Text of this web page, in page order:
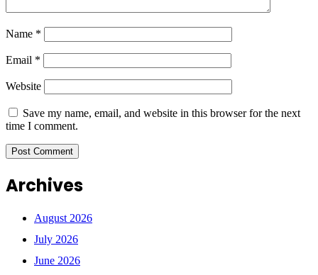
Name *
Email *
Website
Save my name, email, and website in this browser for the next
time I comment.
Archives
August 2026
July 2026
June 2026